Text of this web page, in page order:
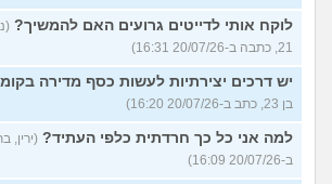
לוקח אותי לדייטים גרועים האם להמשיך?
21, כתבה ב-20/07/26 16:31)
יש דרכים יצירתיות לעשות כסף מדירה
בן 23, כתב ב-20/07/26 16:20)
למה אני כל כך חרדתית כלפי העתיד?
ב-20/07/26 16:09)